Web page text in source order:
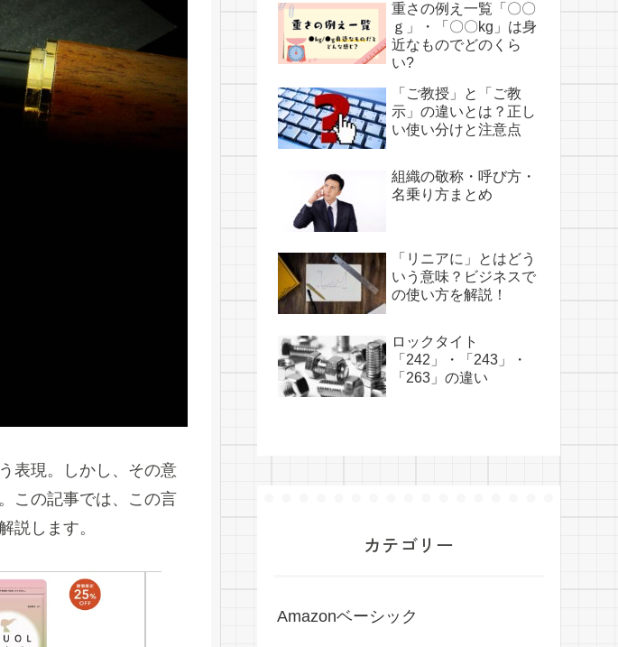
表現。しかし、その意
この記事では、この言
説します。
重さの例え一覧「〇〇
ｇ」・「〇〇kg」は身
近なものでどのくら
い?
「ご教授」と「ご教
示」の違いとは？正し
い使い分けと注意点
組織の敬称・呼び方・
名乗り方まとめ
「リニアに」とはどう
いう意味？ビジネスで
の使い方を解説！
ロックタイト
「242」・「243」・
「263」の違い
カテゴリー
Amazonベーシック